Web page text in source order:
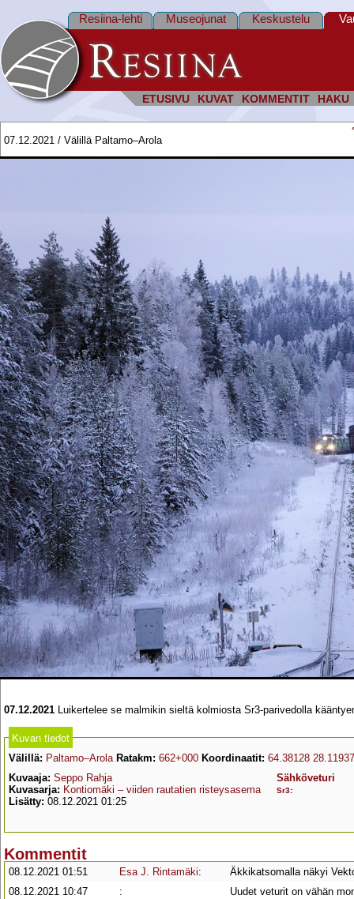
ETUSIVU KUVAT KOMMENTIT HAKU
Resiina-lehti Museojunat Keskustelu
07.12.2021 / Välillä Paltamo–Arola
07.12.2021 Luikertelee se malmikin sieltä kolmiosta Sr3-parivedolla
Kuvan tiedot
Välillä: Paltamo–Arola Ratakm: 662+000 Koordinaatit: 64.38128 28.11937
Kuvaaja: Seppo Rahja
Kuvasarja: Kontiomäki – viiden rautatien risteysasema
Lisätty: 08.12.2021 01:25
Sähköveturi
Sr3:
Kommentit
08.12.2021 01:51 Esa J. Rintamäki:
Äkkikatsomalla näkyi
08.12.2021 10:47
:
Uudet veturit on vähän